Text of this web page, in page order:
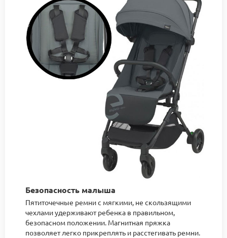
Безопасность малыша
Пятиточечные ремни с мягкими, не скользящими
чехлами удерживают ребенка в правильном,
безопасном положении. Магнитная пряжка
позволяет легко прикреплять и расстегивать ремни.